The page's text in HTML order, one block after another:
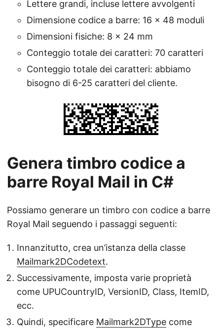
Lettere grandi, incluse lettere avvolgenti
Dimensione codice a barre: 16 × 48 moduli
Dimensioni fisiche: 8 × 24 mm
Conteggio totale dei caratteri: 70 caratteri
Conteggio totale dei caratteri: abbiamo
bisogno di 6-25 caratteri del cliente.
Genera timbro codice a
barre Royal Mail in C#
Possiamo generare un timbro con codice a barre
Royal Mail seguendo i passaggi seguenti:
Innanzitutto, crea un’istanza della classe
Mailmark2DCodetext.
Successivamente, imposta varie proprietà
come UPUCountryID, VersionID, Class, ItemID,
ecc.
Quindi, specificare Mailmark2DType come